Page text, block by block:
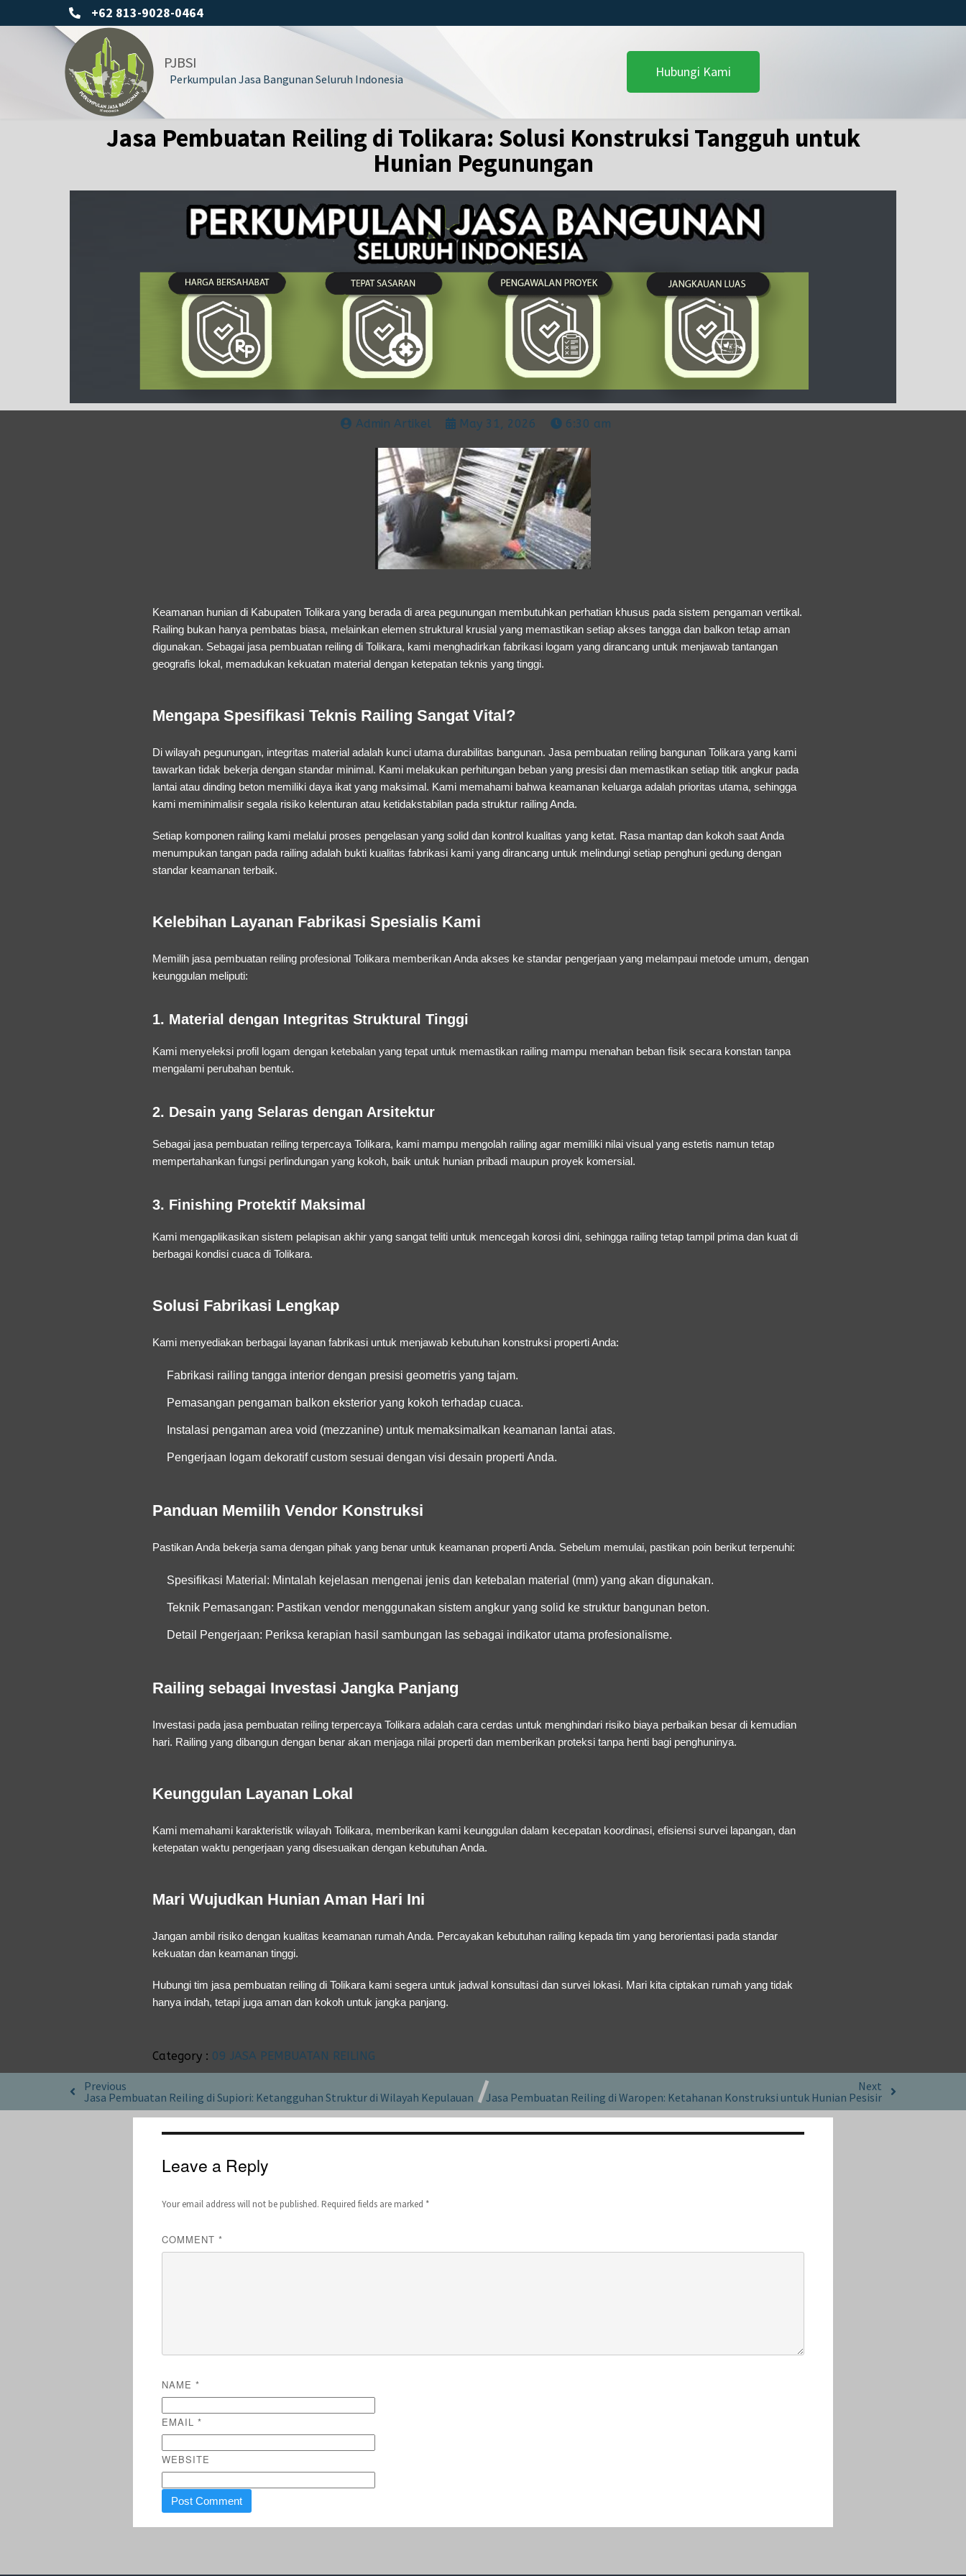
+62 813-9028-0464
PJBSI
Perkumpulan Jasa Bangunan Seluruh Indonesia Hubungi Kami
Jasa Pembuatan Reiling di Tolikara: Solusi Konstruksi Tangguh untuk
Hunian Pegunungan
Admin Artikel May 31, 2026 6:30 am
Keamanan hunian di Kabupaten Tolikara yang berada di area pegunungan membutuhkan perhatian khusus pada sistem pengaman vertikal.
Railing bukan hanya pembatas biasa, melainkan elemen struktural krusial yang memastikan setiap akses tangga dan balkon tetap aman
digunakan. Sebagai jasa pembuatan reiling di Tolikara, kami menghadirkan fabrikasi logam yang dirancang untuk menjawab tantangan
geografis lokal, memadukan kekuatan material dengan ketepatan teknis yang tinggi.
Mengapa Spesifikasi Teknis Railing Sangat Vital?
Di wilayah pegunungan, integritas material adalah kunci utama durabilitas bangunan. Jasa pembuatan reiling bangunan Tolikarayang kami
tawarkan tidak bekerja dengan standar minimal. Kami melakukan perhitungan beban yang presisi dan memastikan setiap titik angkur pada
lantai atau dinding beton memiliki daya ikat yang maksimal. Kami memahami bahwa keamanan keluarga adalah prioritas utama, sehingga
kami meminimalisir segala risiko kelenturan atau ketidakstabilan pada struktur railing Anda.
Setiap komponen railing kami melalui proses pengelasan yang solid dan kontrol kualitas yang ketat. Rasa mantap dan kokoh saat Anda
menumpukan tangan pada railing adalah bukti kualitas fabrikasi kami yang dirancang untuk melindungi setiap penghuni gedung dengan
standar keamanan terbaik.
Kelebihan Layanan Fabrikasi Spesialis Kami
Memilih jasa pembuatan reiling profesional Tolikaramemberikan Anda akses ke standar pengerjaan yang melampaui metode umum, dengan
keunggulan meliputi:
1. Material dengan Integritas Struktural Tinggi
Kami menyeleksi profil logam dengan ketebalan yang tepat untuk memastikan railing mampu menahan beban fisik secara konstan tanpa
mengalami perubahan bentuk.
2. Desain yang Selaras dengan Arsitektur
Sebagai jasa pembuatan reiling terpercaya Tolikara, kami mampu mengolah railing agar memiliki nilai visual yang estetis namun tetap
mempertahankan fungsi perlindungan yang kokoh, baik untuk hunian pribadi maupun proyek komersial.
3. Finishing Protektif Maksimal
Kami mengaplikasikan sistem pelapisan akhir yang sangat teliti untuk mencegah korosi dini, sehingga railing tetap tampil prima dan kuat di
berbagai kondisi cuaca di Tolikara.
Solusi Fabrikasi Lengkap
Kami menyediakan berbagai layanan fabrikasi untuk menjawab kebutuhan konstruksi properti Anda:
Fabrikasi railing tangga interior dengan presisi geometris yang tajam.
Pemasangan pengaman balkon eksterior yang kokoh terhadap cuaca.
Instalasi pengaman area void (mezzanine) untuk memaksimalkan keamanan lantai atas.
Pengerjaan logam dekoratif custom sesuai dengan visi desain properti Anda.
Panduan Memilih Vendor Konstruksi
Pastikan Anda bekerja sama dengan pihak yang benar untuk keamanan properti Anda. Sebelum memulai, pastikan poin berikut terpenuhi:
Spesifikasi Material: Mintalah kejelasan mengenai jenis dan ketebalan material (mm) yang akan digunakan.
Teknik Pemasangan: Pastikan vendor menggunakan sistem angkur yang solid ke struktur bangunan beton.
Detail Pengerjaan: Periksa kerapian hasil sambungan las sebagai indikator utama profesionalisme.
Railing sebagai Investasi Jangka Panjang
Investasi pada jasa pembuatan reiling terpercaya Tolikaraadalah cara cerdas untuk menghindari risiko biaya perbaikan besar di kemudian
hari. Railing yang dibangun dengan benar akan menjaga nilai properti dan memberikan proteksi tanpa henti bagi penghuninya.
Keunggulan Layanan Lokal
Kami memahami karakteristik wilayah Tolikara, memberikan kami keunggulan dalam kecepatan koordinasi, efisiensi survei lapangan, dan
ketepatan waktu pengerjaan yang disesuaikan dengan kebutuhan Anda.
Mari Wujudkan Hunian Aman Hari Ini
Jangan ambil risiko dengan kualitas keamanan rumah Anda. Percayakan kebutuhan railing kepada tim yang berorientasi pada standar
kekuatan dan keamanan tinggi.
Hubungi tim jasa pembuatan reiling di Tolikarakami segera untuk jadwal konsultasi dan survei lokasi. Mari kita ciptakan rumah yang tidak
hanya indah, tetapi juga aman dan kokoh untuk jangka panjang.
Category : 09 JASA PEMBUATAN REILING
Previous
Jasa Pembuatan Reiling di Supiori: Ketangguhan Struktur di Wilayah Kepulauan
Next
Jasa Pembuatan Reiling di Waropen: Ketahanan Konstruksi untuk Hunian Pesisir
Leave a Reply
Your email address will not be published. Required fields are marked *
COMMENT*
NAME*
EMAIL*
WEBSITE